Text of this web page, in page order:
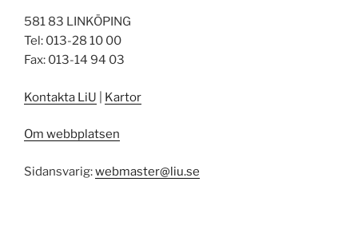
581 83 LINKÖPING
Tel: 013-28 10 00
Fax: 013-14 94 03
Kontakta LiU Kartor
Om webbplatsen
Sidansvarig:webmaster@liu.se